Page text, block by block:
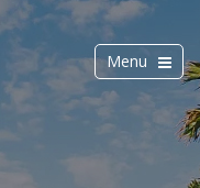
Toggle
navigation
Menu